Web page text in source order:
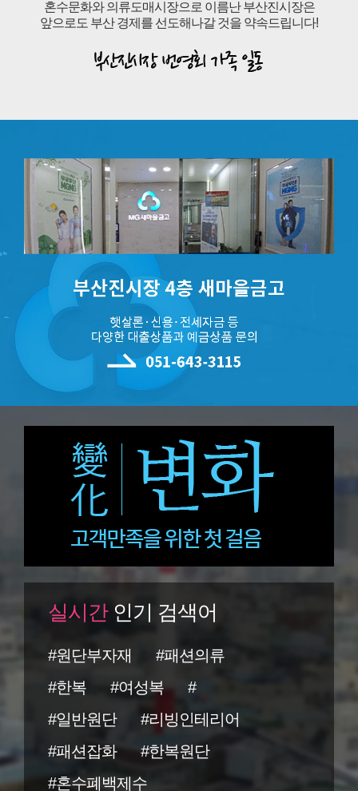
혼수문화와 의류도매시장으로 이름난 부산진시장은
앞으로도 부산 경제를 선도해나갈 것을 약속드립니다!
실시간인기 검색어
#원단부자재
#패션의류
#한복
#여성복
#
#일반원단
#리빙인테리어
#패션잡화
#한복원단
#혼수폐백제수